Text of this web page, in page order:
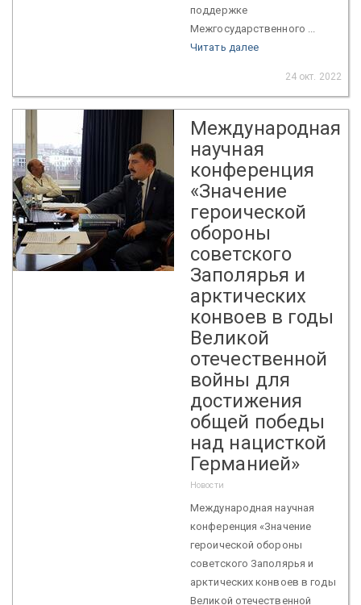
поддержке
Межгосударственного ...
Читать далее
24 окт. 2022
Международная
научная
конференция
«Значение
героической
обороны
советского
Заполярья и
арктических
конвоев в годы
Великой
отечественной
войны для
достижения
общей победы
над нацисткой
Германией»
Новости
Международная научная
конференция «Значение
героической обороны
советского Заполярья и
арктических конвоев в годы
Великой отечественной